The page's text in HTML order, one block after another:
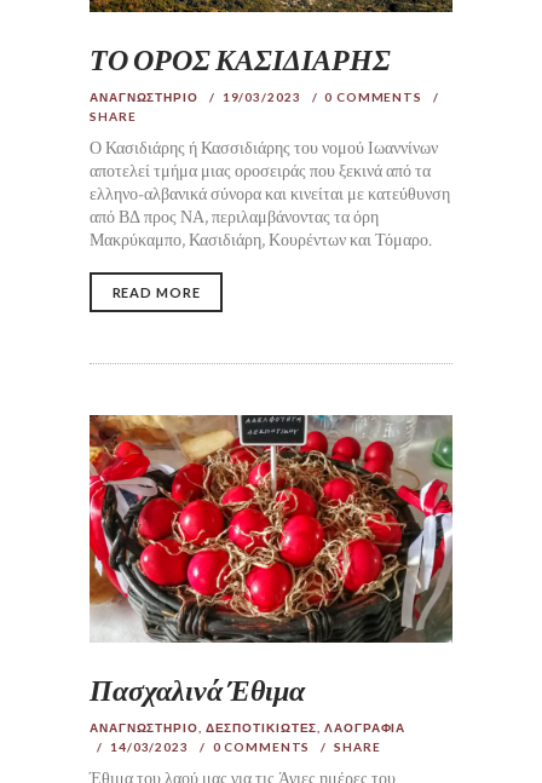
ΤΟ ΟΡΟΣ ΚΑΣΙΔΙΑΡΗΣ
ΑΝΑΓΝΩΣΤΗΡΙΟ 19/03/2023 0 COMMENTS
SHARE
Ο Κασιδιάρης ή Κασσιδιάρης του νομού Ιωαννίνων
αποτελεί τμήμα μιας οροσειράς που ξεκινά από τα
ελληνο-αλβανικά σύνορα και κινείται με κατεύθυνση
από ΒΔ προς ΝΑ, περιλαμβάνοντας τα όρη
Μακρύκαμπο, Κασιδιάρη, Κουρέντων και Τόμαρο.
READ MORE
Πασχαλινά Έθιμα
ΑΝΑΓΝΩΣΤΗΡΙΟ ΔΕΣΠΟΤΙΚΙΩΤΕΣ ,ΛΑΟΓΡΑΦΙΑ
14/03/2023
0 COMMENTS SHARE